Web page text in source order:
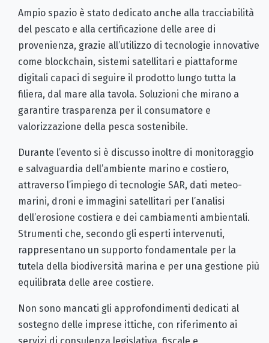
Ampio spazio è stato dedicato anche alla tracciabilità
del pescato e alla certificazione delle aree di
provenienza, grazie all’utilizzo di tecnologie innovative
come blockchain, sistemi satellitari e piattaforme
digitali capaci di seguire il prodotto lungo tutta la
filiera, dal mare alla tavola. Soluzioni che mirano a
garantire trasparenza per il consumatore e
valorizzazione della pesca sostenibile.
Durante l’evento si è discusso inoltre di monitoraggio
e salvaguardia dell’ambiente marino e costiero,
attraverso l’impiego di tecnologie SAR, dati meteo-
marini, droni e immagini satellitari per l’analisi
dell’erosione costiera e dei cambiamenti ambientali.
Strumenti che, secondo gli esperti intervenuti,
rappresentano un supporto fondamentale per la
tutela della biodiversità marina e per una gestione più
equilibrata delle aree costiere.
Non sono mancati gli approfondimenti dedicati al
sostegno delle imprese ittiche, con riferimento ai
servizi di consulenza legislativa, fiscale e